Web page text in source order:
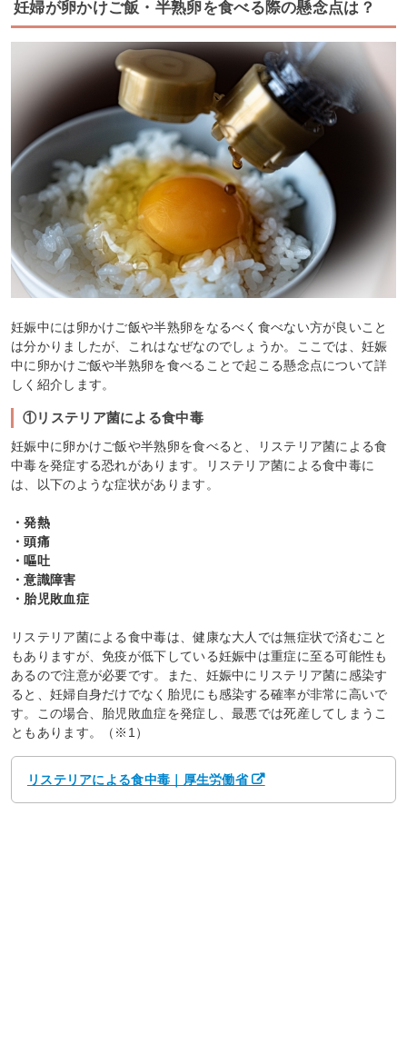
妊婦が卵かけご飯・半熟卵を食べる際の懸念点は？
妊娠中には卵かけご飯や半熟卵をなるべく食べない方が良いこと
は分かりましたが、これはなぜなのでしょうか。ここでは、妊娠
中に卵かけご飯や半熟卵を食べることで起こる懸念点について詳
しく紹介します。
①リステリア菌による食中毒
妊娠中に卵かけご飯や半熟卵を食べると、リステリア菌による食
中毒を発症する恐れがあります。リステリア菌による食中毒に
は、以下のような症状があります。
・発熱
・頭痛
・嘔吐
・意識障害
・胎児敗血症
リステリア菌による食中毒は、健康な大人では無症状で済むこと
もありますが、免疫が低下している妊娠中は重症に至る可能性も
あるので注意が必要です。また、妊娠中にリステリア菌に感染す
ると、妊婦自身だけでなく胎児にも感染する確率が非常に高いで
す。この場合、胎児敗血症を発症し、最悪では死産してしまうこ
ともあります。（※1）
リステリアによる食中毒｜厚生労働省